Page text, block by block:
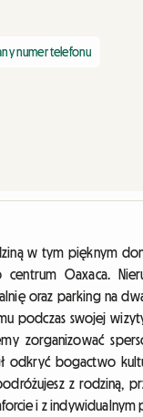
numer telefonu
w tym pięknym
Oaxaca.
oraz parking na
podczas swojej
zorganizować
odkryć bogactwo
z rodziną,
i z indywidualnym